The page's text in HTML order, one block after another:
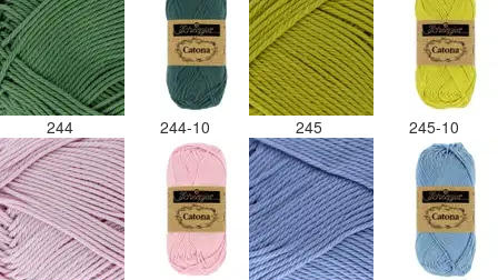
244 244-10 245 245-10